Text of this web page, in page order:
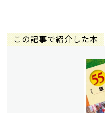
この記事で紹介した本